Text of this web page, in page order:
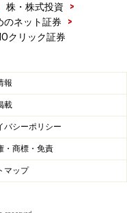
株・株式投資
>
のネット証券
>
クリック証券
報
載
バシーポリシー
・商標・免責
マップ